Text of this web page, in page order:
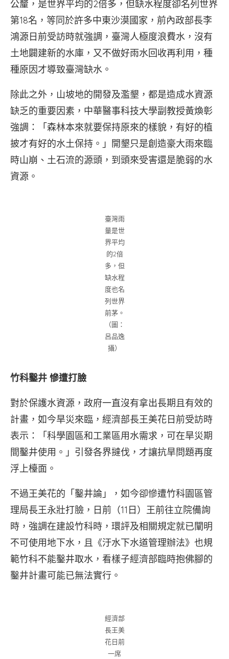
公釐，是世界平均的2倍多，但缺水程度卻名列世界
第18名，等同於許多中東沙漠國家，前內政部長李
鴻源日前受訪時就強調，臺灣人極度浪費水，沒有
土地闢建新的水庫，又不做好雨水回收再利用，種
種原因才導致臺灣缺水。
除此之外，山坡地的開發及濫墾，都是造成水資源
缺乏的重要因素，中華醫事科技大學副教授黃煥彰
強調：「森林本來就要保持原來的樣貌，有好的植
披才有好的水土保持。」開墾只是創造豪大雨來臨
時山崩、土石流的源頭，到頭來受害還是脆弱的水
資源。
臺灣雨
量是世
界平均
的2倍
多，但
缺水程
度也名
列世界
前茅。
（圖：
呂品逸
攝）
竹科鑿井 慘遭打臉
對於保護水資源，政府一直沒有拿出長期且有效的
計畫，如今旱災來臨，經濟部長王美花日前受訪時
表示：「科學園區和工業區用水需求，可在旱災期
間鑿井使用。」引發各界撻伐，才讓抗旱問題再度
浮上檯面。
不過王美花的「鑿井論」，如今卻慘遭竹科園區管
理局長王永壯打臉，日前（11日）王前往立院備詢
時，強調在建設竹科時，環評及相關規定就已闡明
不可使用地下水，且《汙水下水道管理辦法》也規
範竹科不能鑿井取水，看樣子經濟部臨時抱佛腳的
鑿井計畫可能已無法實行。
經濟部
長王美
花日前
一席